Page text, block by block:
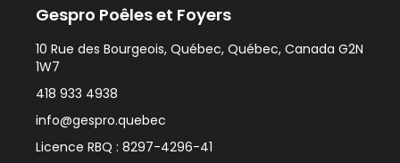
Gespro Poêles et Foyers
10 Rue des Bourgeois, Québec, Québec, Canada G2N
1W7
418 933 4938
info@gespro.quebec
Licence RBQ : 8297-4296-41